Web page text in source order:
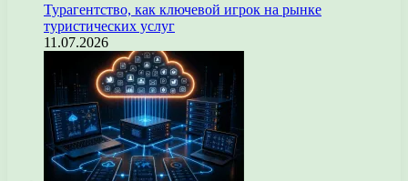
Турагентство, как ключевой игрок на рынке
туристических услуг
11.07.2026